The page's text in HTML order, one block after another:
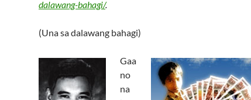
dalawang-bahagi/.
(Una sa dalawang bahagi)
Gaa
no
na